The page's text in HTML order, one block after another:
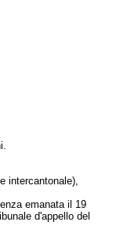
intercantonale),
emanata il 19
d'appello del